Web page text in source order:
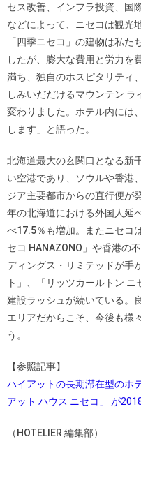
セス改善、インフラ投資、国
などによって、ニセコは観光
「四季ニセコ」の建物は私
したが、膨大な費用と労力を
満ち、独自のホスピタリティ
しみいだだけるマウンテン
変わりました。ホテル内には
します」と語った。
北海道最大の玄関口となる新
い空港であり、ソウルや香港
ジア主要都市からの直行便が
年の北海道における外国人延
べ17.5％も増加。またニセコ
セコ HANAZONO」や香港の
ディングス・リミテッドが手
ト」、「リッツカールトン
建設ラッシュが続いている。
エリアだからこそ、今後も様
う。
【参照記事】
ハイアットの長期滞在型のホ
アット ハウス ニセコ」 が
（HOTELIER 編集部）